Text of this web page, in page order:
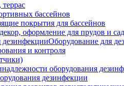
бассейнов
покрытия для бассейнов
оформление для прудов и
Оборудование для
и контроля
оборудования
дезинфекции